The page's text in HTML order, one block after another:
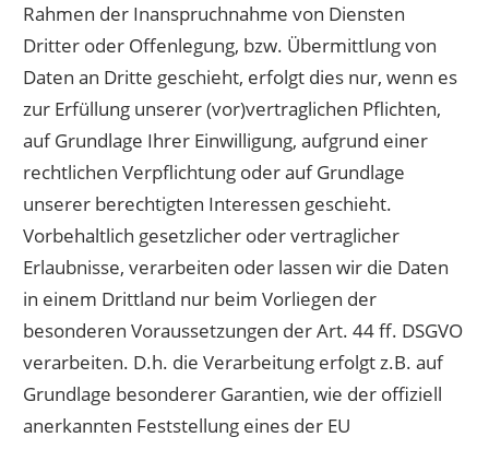
Rahmen der Inanspruchnahme von Diensten
Dritter oder Offenlegung, bzw. Übermittlung von
Daten an Dritte geschieht, erfolgt dies nur, wenn es
zur Erfüllung unserer (vor)vertraglichen Pflichten,
auf Grundlage Ihrer Einwilligung, aufgrund einer
rechtlichen Verpflichtung oder auf Grundlage
unserer berechtigten Interessen geschieht.
Vorbehaltlich gesetzlicher oder vertraglicher
Erlaubnisse, verarbeiten oder lassen wir die Daten
in einem Drittland nur beim Vorliegen der
besonderen Voraussetzungen der Art. 44 ff. DSGVO
verarbeiten. D.h. die Verarbeitung erfolgt z.B. auf
Grundlage besonderer Garantien, wie der offiziell
anerkannten Feststellung eines der EU